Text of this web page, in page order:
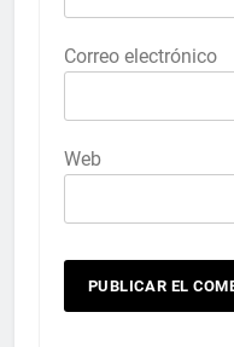
Correo electrónico
Web